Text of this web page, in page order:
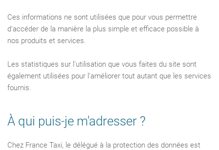
Ces informations ne sont utilisées que pour vous permettre
d'accéder de la manière la plus simple et efficace possible à
nos produits et services.
Les statistiques sur l'utilisation que vous faites du site sont
également utilisées pour l'améliorer tout autant que les services
fournis.
À qui puis-je m'adresser ?
Chez France Taxi, le délégué à la protection des données est